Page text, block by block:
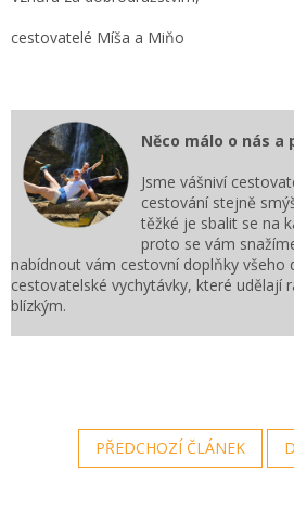
cestovatelé Míša a Miňo
Něco málo o nás a
Jsme vášniví
cestování stejně
těžké je sbalit se na
proto se vám
nabídnout vám cestovní doplňky všeho
cestovatelské vychytávky, které udělají
blízkým.
PŘEDCHOZÍ ČLÁNEK